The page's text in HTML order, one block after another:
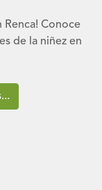
Renca! Conoce
de la niñez en